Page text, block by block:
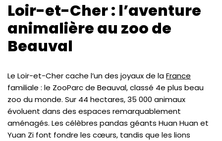
Loir-et-Cher : l’aventure
animalière au zoo de
Beauval
Le Loir-et-Cher cache l’un des joyaux de laFrance
familiale : le ZooParc de Beauval, classé 4e plus beau
zoo du monde. Sur 44 hectares, 35 000 animaux
évoluent dans des espaces remarquablement
aménagés. Les célèbres pandas géants Huan Huan et
Yuan Zi font fondre les cœurs, tandis que les lions